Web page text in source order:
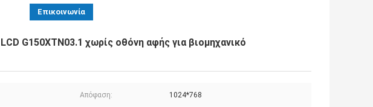
Επικοινωνία
G150XTN03.1 χωρίς οθόνη αφής για βιομηχανικό
Απόφαση: 1024*768